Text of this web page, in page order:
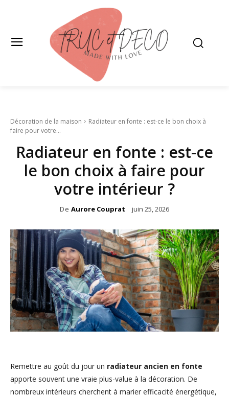
Décoration de la maison
Radiateur en fonte : est-ce le bon choix à
faire pour votre...
Radiateur en fonte : est-ce
le bon choix à faire pour
votre intérieur ?
De Aurore Couprat juin 25, 2026
Remettre au goût du jour un radiateur ancien en fonte
apporte souvent une vraie plus-value à la décoration. De
nombreux intérieurs cherchent à marier efficacité énergétique,